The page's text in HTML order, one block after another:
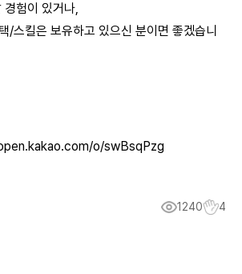
경험이 있거나,
/스킬은 보유하고 있으신 분이면 좋겠습니
o/swBsqPzg
1240 4